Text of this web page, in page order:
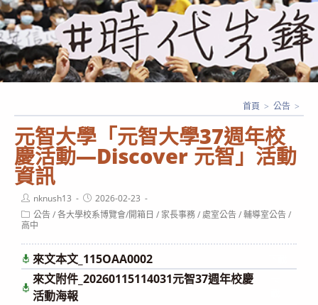
元智大學「元智大學37週年校
慶活動—Discover 元智」活動
資訊
首頁 > 公告 >
Post
author:
nknush13
Post
published:
2026-02-23
Post
category:
公告/各大學校系博覽會/開箱日 / 家長事務/處室公告/輔導室公告/
高中
來文本文_115OAA0002
來文附件_20260115114031元智37週年校慶
活動海報